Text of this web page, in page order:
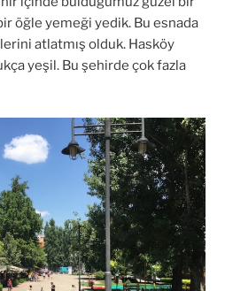
öğle yemeği yedik. Bu esnada
atlatmış olduk. Hasköy
yeşil. Bu şehirde çok fazla